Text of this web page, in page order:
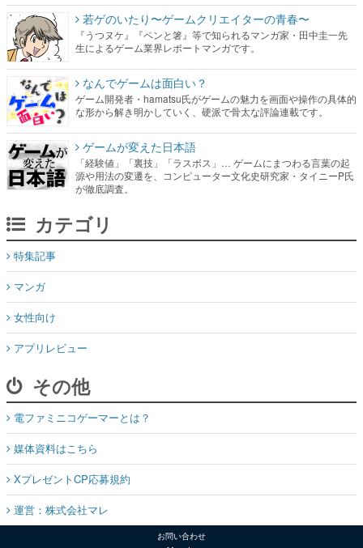
若ゲのいたり〜ゲームクリエイターの青春〜
『うつヌケ』『ペンと箸』等で知られるマンガ家・田中圭一先
生によるゲーム業界レポートマンガです。
なんでゲームは面白い？
ゲーム開発者・hamatsu氏がゲームの魅力を画面や操作の具体的
な形から解き明かしていく、硬派で骨太な評論連載です。
ゲームが変えた日本語
「経験値」「裏技」「ラスボス」… ゲームにまつわる言葉の起
源や用法の変遷を、コンピューター文化史研究家・タイニーP氏
が徹底調査。
カテゴリ
特集記事
マンガ
女性向け
アプリレビュー
その他
電ファミニコゲーマーとは？
媒体資料はこちら
XプレゼントCP応募規約
運営：株式会社マレ
お問い合わせ